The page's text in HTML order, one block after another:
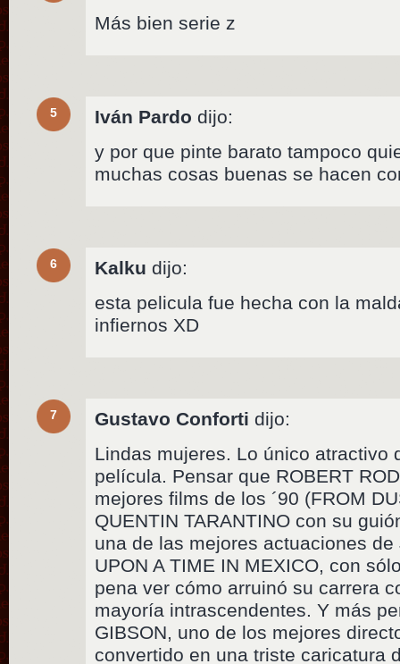
Más bien serie z
5 Iván Pardo dijo:
y por que pinte barato tampoco
muchas cosas buenas se hacen
6 Kalku dijo:
esta pelicula fue hecha con la
infiernos XD
7 Gustavo Conforti dijo:
Lindas mujeres. Lo único atractivo
película. Pensar que ROBERT
mejores films de los ´90 (FROM
QUENTIN TARANTINO con su
una de las mejores actuaciones de
UPON A TIME IN MEXICO, con
pena ver cómo arruinó su carrera
mayoría intrascendentes. Y más
GIBSON, uno de los mejores
convertido en una triste caricatura